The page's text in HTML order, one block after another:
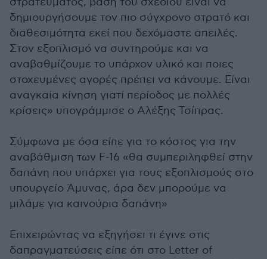
δημιουργήσουμε τον πιο σύγχρονο στρατό και
διαθεσιμότητα εκεί που δεχόμαστε απειλές.
Στον εξοπλισμό να συντηρούμε και να
αναβαθμίζουμε το υπάρχον υλικό και ποιες
στοχευμένες αγορές πρέπει να κάνουμε. Είναι
αναγκαία κίνηση γιατί περίοδος με πολλές
κρίσεις» υπογράμμισε ο Αλέξης Τσίπρας.
Σύμφωνα με όσα είπε για το κόστος για την
αναβάθμιση των F-16 «θα συμπεριληφθεί στην
δαπάνη που υπάρχει για τους εξοπλισμούς στο
υπουργείο Άμυνας, άρα δεν μπορούμε να
μιλάμε για καινούρια δαπάνη»
Επιχειρώντας να εξηγήσει τι έγινε στις
δαπραγματεύσεις είπε ότι στο Letter of